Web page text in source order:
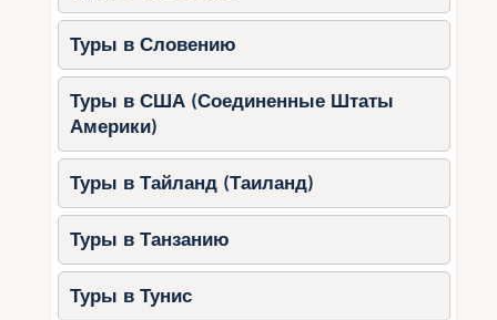
Туры в Словению
Туры в США (Соединенные Штаты
Америки)
Туры в Тайланд (Таиланд)
Туры в Танзанию
Туры в Тунис